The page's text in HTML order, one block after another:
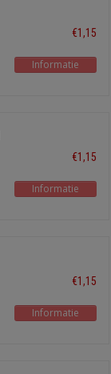
€1,15
Informatie
€1,15
Informatie
€1,15
Informatie